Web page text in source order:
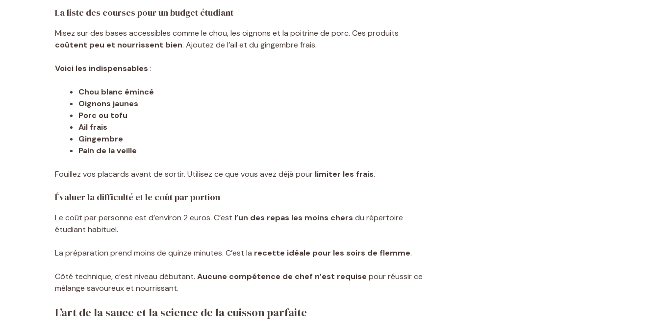
La liste des courses pour un budget étudiant
Misez sur des bases accessibles comme le chou, les oignons et la poitrine de porc. Ces produits
coûtent peu et nourrissent bien. Ajoutez de l’ail et du gingembre frais.
Voici les indispensables :
Chou blanc émincé
Oignons jaunes
Porc ou tofu
Ail frais
Gingembre
Pain de la veille
Fouillez vos placards avant de sortir. Utilisez ce que vous avez déjà pour limiter les frais.
Évaluer la difficulté et le coût par portion
Le coût par personne est d’environ 2 euros. C’est l’un des repas les moins chers du répertoire
étudiant habituel.
La préparation prend moins de quinze minutes. C’est la recette idéale pour les soirs de flemme.
Côté technique, c’est niveau débutant. Aucune compétence de chef n’est requise pour réussir ce
mélange savoureux et nourrissant.
L’art de la sauce et la science de la cuisson parfaite